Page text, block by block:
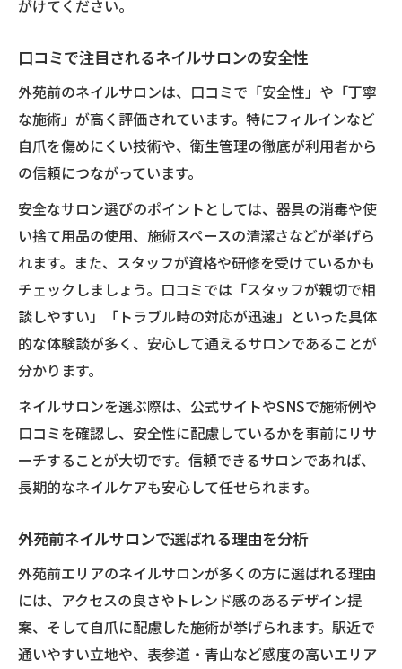
がけてください。
口コミで注目されるネイルサロンの安全性
外苑前のネイルサロンは、口コミで「安全性」や「丁寧
な施術」が高く評価されています。特にフィルインなど
自爪を傷めにくい技術や、衛生管理の徹底が利用者から
の信頼につながっています。
安全なサロン選びのポイントとしては、器具の消毒や使
い捨て用品の使用、施術スペースの清潔さなどが挙げら
れます。また、スタッフが資格や研修を受けているかも
チェックしましょう。口コミでは「スタッフが親切で相
談しやすい」「トラブル時の対応が迅速」といった具体
的な体験談が多く、安心して通えるサロンであることが
分かります。
ネイルサロンを選ぶ際は、公式サイトやSNSで施術例や
口コミを確認し、安全性に配慮しているかを事前にリサ
ーチすることが大切です。信頼できるサロンであれば、
長期的なネイルケアも安心して任せられます。
外苑前ネイルサロンで選ばれる理由を分析
外苑前エリアのネイルサロンが多くの方に選ばれる理由
には、アクセスの良さやトレンド感のあるデザイン提
案、そして自爪に配慮した施術が挙げられます。駅近で
通いやすい立地や、表参道・青山など感度の高いエリア